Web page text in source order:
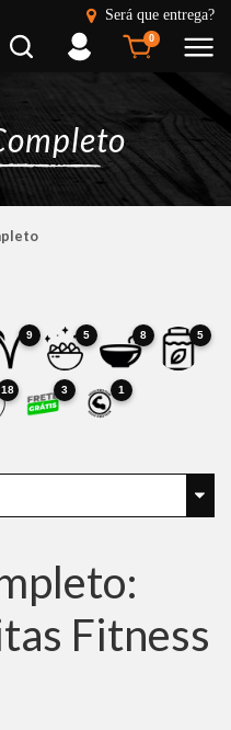
Será que entrega?
Busca Entrar 0
9 5 8 5
18 3 1
Fitness